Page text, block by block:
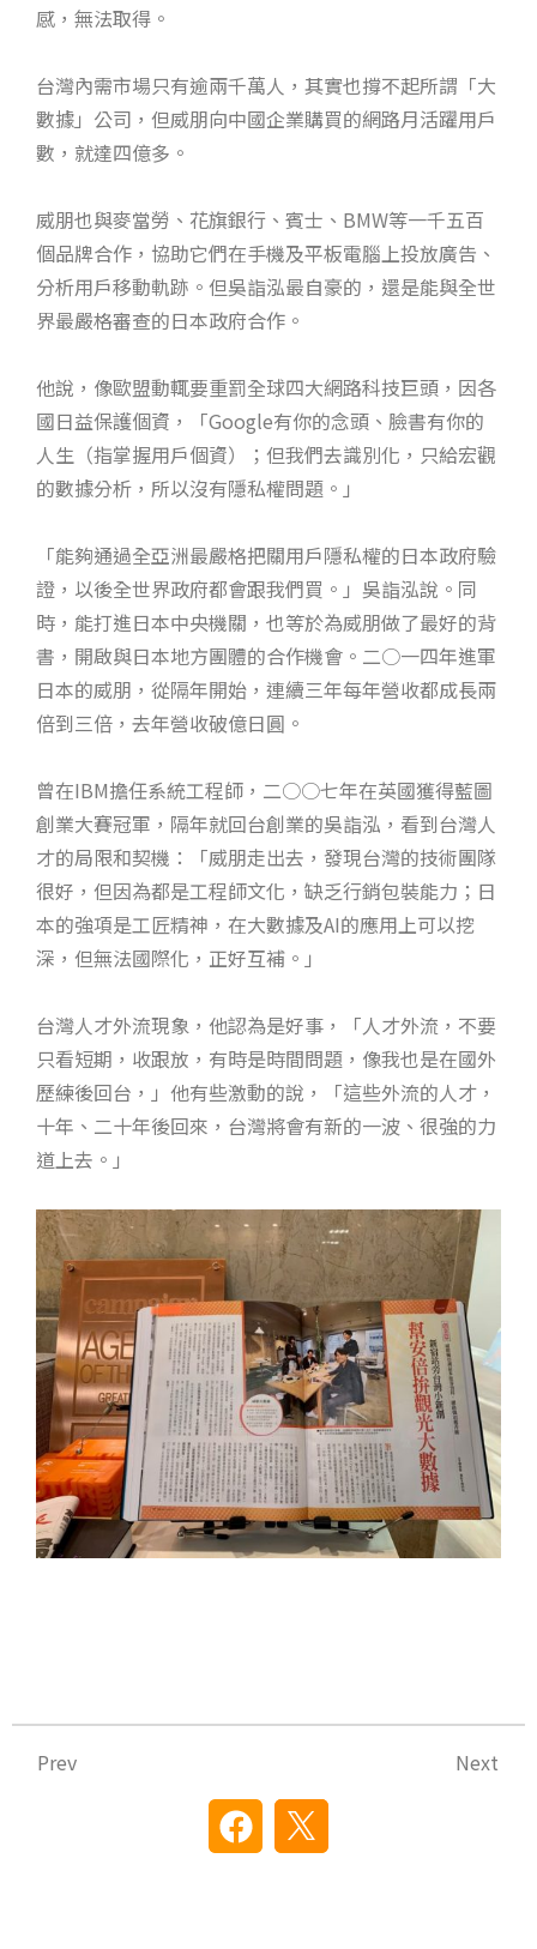
感，無法取得。
台灣內需市場只有逾兩千萬人，其實也撐不起所謂「大
數據」公司，但威朋向中國企業購買的網路月活躍用戶
數，就達四億多。
威朋也與麥當勞、花旗銀行、賓士、BMW等一千五百
個品牌合作，協助它們在手機及平板電腦上投放廣告、
分析用戶移動軌跡。但吳詣泓最自豪的，還是能與全世
界最嚴格審查的日本政府合作。
他說，像歐盟動輒要重罰全球四大網路科技巨頭，因各
國日益保護個資，「Google有你的念頭、臉書有你的
人生（指掌握用戶個資）；但我們去識別化，只給宏觀
的數據分析，所以沒有隱私權問題。」
「能夠通過全亞洲最嚴格把關用戶隱私權的日本政府驗
證，以後全世界政府都會跟我們買。」吳詣泓說。同
時，能打進日本中央機關，也等於為威朋做了最好的背
書，開啟與日本地方團體的合作機會。二○一四年進軍
日本的威朋，從隔年開始，連續三年每年營收都成長兩
倍到三倍，去年營收破億日圓。
曾在IBM擔任系統工程師，二○○七年在英國獲得藍圖
創業大賽冠軍，隔年就回台創業的吳詣泓，看到台灣人
才的局限和契機：「威朋走出去，發現台灣的技術團隊
很好，但因為都是工程師文化，缺乏行銷包裝能力；日
本的強項是工匠精神，在大數據及AI的應用上可以挖
深，但無法國際化，正好互補。」
台灣人才外流現象，他認為是好事，「人才外流，不要
只看短期，收跟放，有時是時間問題，像我也是在國外
歷練後回台，」他有些激動的說，「這些外流的人才，
十年、二十年後回來，台灣將會有新的一波、很強的力
道上去。」
Prev Next